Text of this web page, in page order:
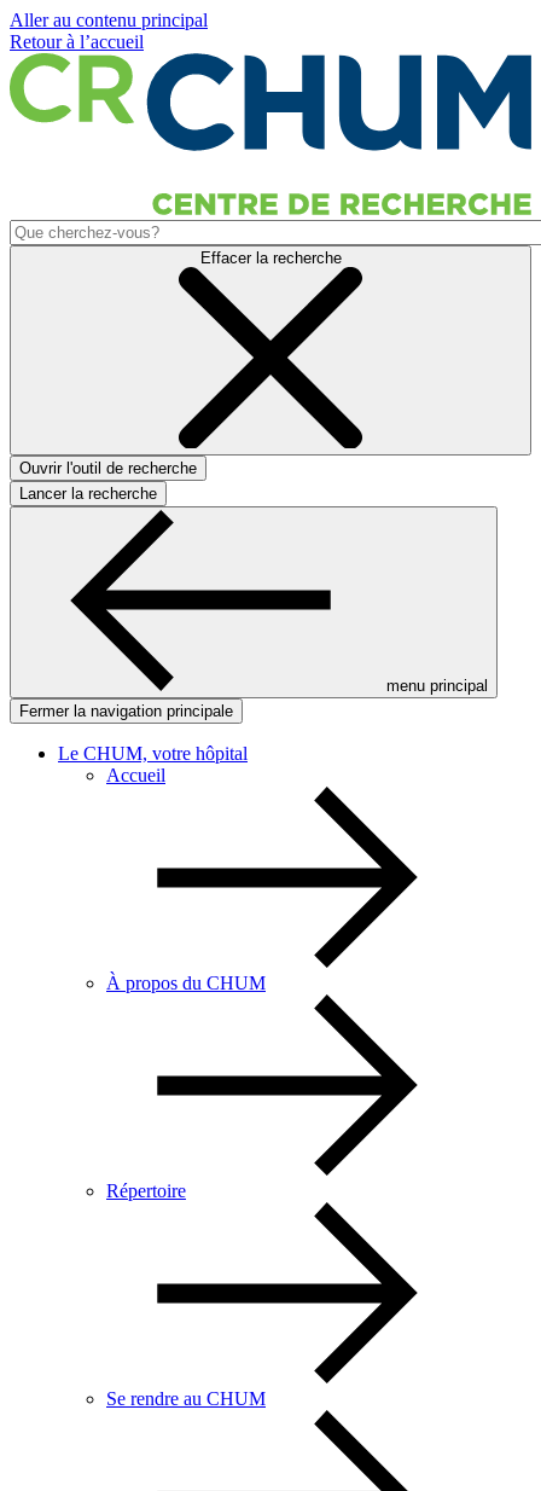
Aller au contenu principal
Retour à l’accueil
Effacer la recherche
Ouvrir l'outil de recherche
Lancer la recherche
menu principal
Fermer la navigation principale
Le CHUM, votre hôpital
Accueil
À propos du CHUM
Répertoire
Se rendre au CHUM